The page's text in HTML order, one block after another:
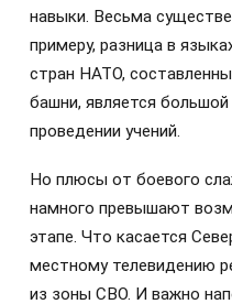
навыки. Весьма
примеру, разница в
стран НАТО,
башни, является
проведении учений.
Но плюсы от боевого
намного превышают
этапе. Что касается
местному телевидению
из зоны СВО. И важно